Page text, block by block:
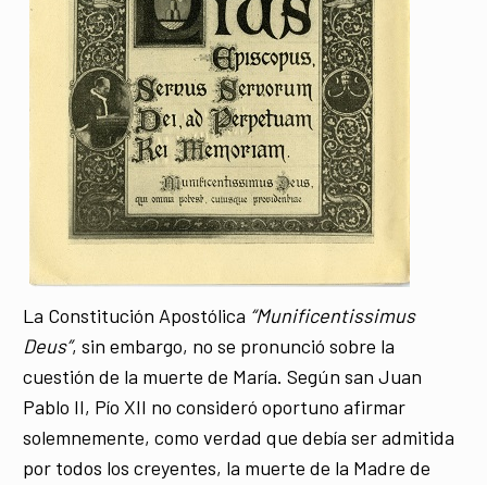
La Constitución Apostólica “Munificentissimus
Deus”, sin embargo, no se pronunció sobre la
cuestión de la muerte de María. Según san Juan
Pablo II, Pío XII no consideró oportuno afirmar
solemnemente, como verdad que debía ser admitida
por todos los creyentes, la muerte de la Madre de